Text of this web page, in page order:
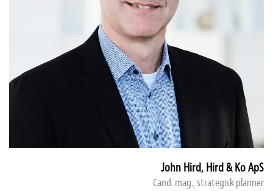
John Hird, Hird & Ko ApS
Cand. mag., strategisk planner